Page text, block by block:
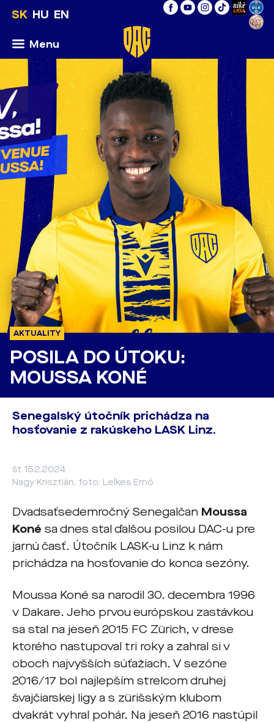
SK HU EN
Menu
AKTUALITY
POSILA DO ÚTOKU:
MOUSSA KONÉ
Senegalský útočník prichádza na
hosťovanie z rakúskeho LASK Linz.
št 15.2.2024
Nagy Krisztián, foto: Lelkes Ernő
Dvadsaťsedemročný Senegalčan Moussa
Koné sa dnes stal ďalšou posilou DAC-u pre
jarnú časť. Útočník LASK-u Linz k nám
prichádza na hosťovanie do konca sezóny.
Moussa Koné sa narodil 30. decembra 1996
v Dakare. Jeho prvou európskou zastávkou
sa stal na jeseň 2015 FC Zürich, v drese
ktorého nastupoval tri roky a zahral si v
oboch najvyšších súťažiach. V sezóne
2016/17 bol najlepším strelcom druhej
švajčiarskej ligy a s zürišským klubom
dvakrát vyhral pohár. Na jeseň 2016 nastúpil